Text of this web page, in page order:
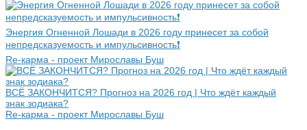
Энергия Огненной Лошади в 2026 году принесет за собой
непредсказуемость и импульсивность❗️
Re-карма - проект Мирославы Буш
ВСЁ ЗАКОНЧИТСЯ? Прогноз на 2026 год | Что ждёт каждый
знак зодиака?
Re-карма - проект Мирославы Буш